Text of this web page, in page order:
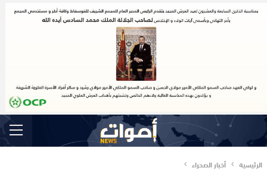
الرئيسية أخبار الصحراء